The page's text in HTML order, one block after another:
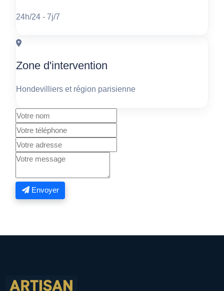
24h/24 - 7j/7
Zone d'intervention
Hondevilliers et région parisienne
Envoyer